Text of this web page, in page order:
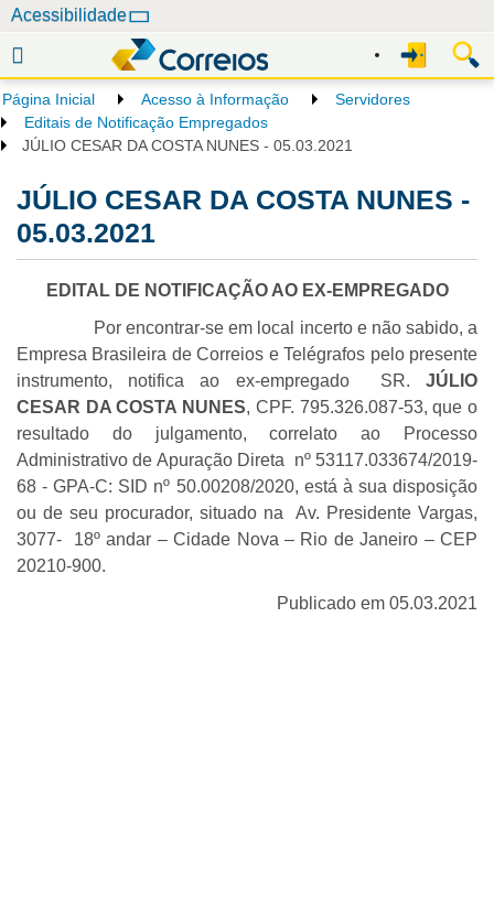
e
g
a
Acessibilidade
Página Inicial Acesso à Informação
Servidores
Editais de Notificação Empregados
JÚLIO CESAR DA COSTA NUNES - 05.03.2021
JÚLIO CESAR DA COSTA NUNES -
05.03.2021
EDITAL DE NOTIFICAÇÃO AO EX-EMPREGADO
Por encontrar-se em local incerto e não sabido, a
Empresa Brasileira de Correios e Telégrafos pelo presente
instrumento, notifica ao ex-empregado SR. JÚLIO
CESAR DA COSTA NUNES, CPF. 795.326.087-53, que o
resultado do julgamento, correlato ao Processo
Administrativo de Apuração Direta nº 53117.033674/2019-
68 - GPA-C: SID nº 50.00208/2020, está à sua disposição
ou de seu procurador, situado na Av. Presidente Vargas,
3077- 18º andar – Cidade Nova – Rio de Janeiro – CEP
20210-900.
Publicado em 05.03.2021